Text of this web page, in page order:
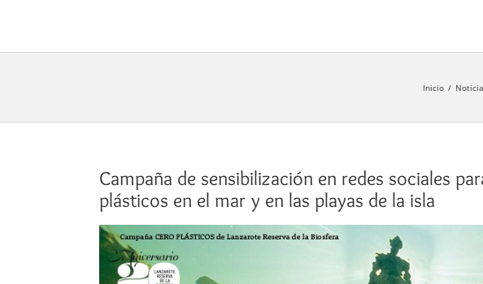
Inicio
Campaña de sensibilización en redes sociales
plásticos en el mar y en las playas de la isla
Ver
imagen
más